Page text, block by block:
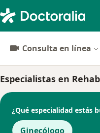
Consulta en línea
Especialistas en
¿Qué especialidad estás
Ginecólogo